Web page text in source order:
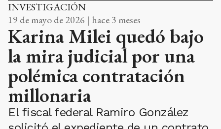
INVESTIGACIÓN
19 de mayo de 2026 | hace 3 meses
Karina Milei quedó bajo
la mira judicial por una
polémica contratación
millonaria
El fiscal federal Ramiro González